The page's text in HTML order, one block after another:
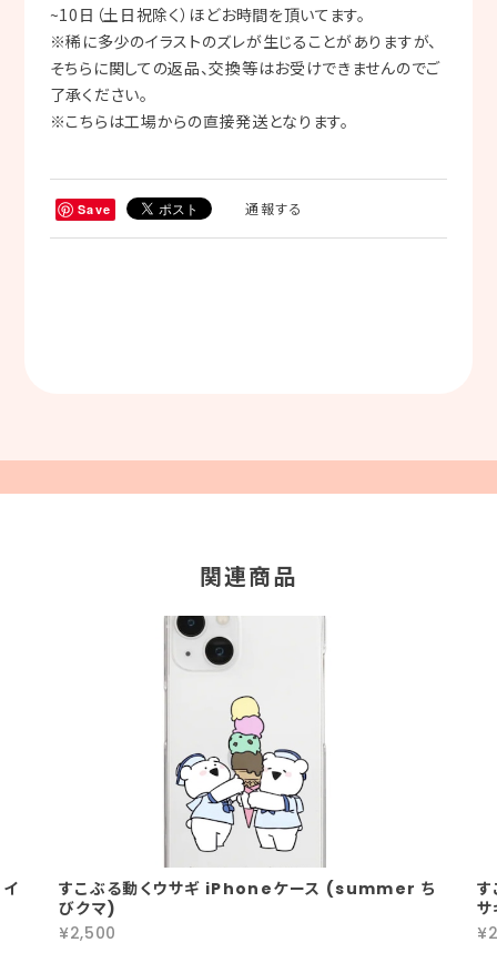
~10日（土日祝除く）ほどお時間を頂いてます。
※稀に多少のイラストのズレが生じることがありますが、
そちらに関しての返品、交換等はお受けできませんのでご
了承ください。
※こちらは工場からの直接発送となります。
Save 通報する
関連商品
すこぶる動くウサギ iPhoneケース (summer ち
びクマ)
¥2,500